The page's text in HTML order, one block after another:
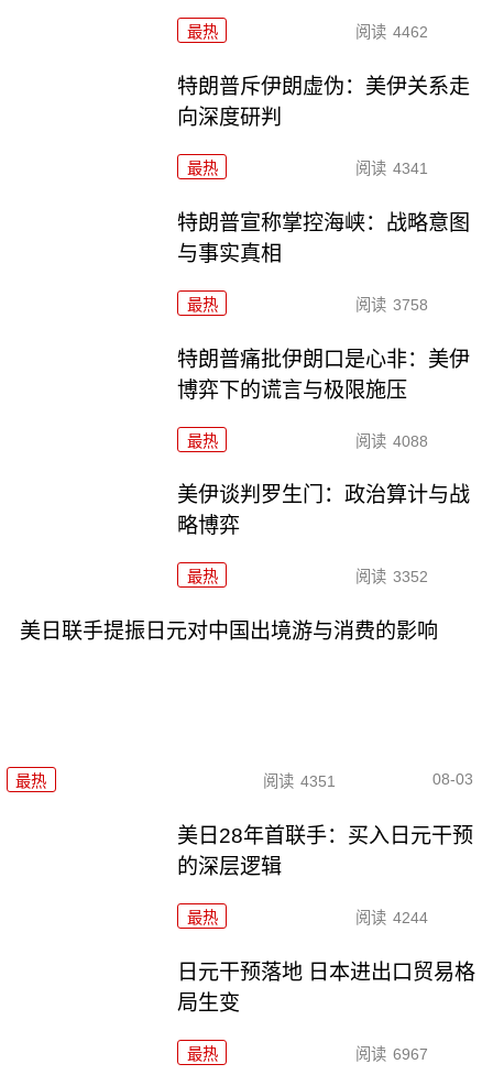
最热 阅读 4462
特朗普斥伊朗虚伪：美伊关系走
向深度研判
最热 阅读 4341
特朗普宣称掌控海峡：战略意图
与事实真相
最热 阅读 3758
特朗普痛批伊朗口是心非：美伊
博弈下的谎言与极限施压
最热 阅读 4088
美伊谈判罗生门：政治算计与战
略博弈
最热 阅读 3352
美日联手提振日元对中国出境游与消费的影响
最热 阅读 4351 08-03
美日28年首联手：买入日元干预
的深层逻辑
最热 阅读 4244
日元干预落地 日本进出口贸易格
局生变
最热 阅读 6967